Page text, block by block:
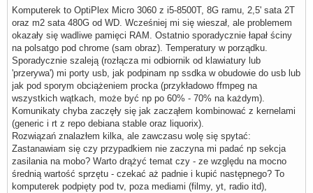
Komputerek to OptiPlex Micro 3060 z i5-8500T, 8G ramu, 2,5' sata 2T
oraz m2 sata 480G od WD. Wcześniej mi się wieszał, ale problemem
okazały się wadliwe pamięci RAM. Ostatnio sporadycznie łapał ściny
na polsatgo pod chrome (sam obraz). Temperatury w porządku.
Sporadycznie szaleją (rozłącza mi odbiornik od klawiatury lub
'przerywa') mi porty usb, jak podpinam np ssdka w obudowie do usb lub
jak pod sporym obciążeniem procka (przykładowo ffmpeg na
wszystkich wątkach, może być np po 60% - 70% na każdym).
Komunikaty chyba zaczęły się jak zacząłem kombinować z kernelami
(generic i rt z repo debiana stable oraz liquorix).
Rozwiązań znalazłem kilka, ale zawczasu wolę się spytać:
Zastanawiam się czy przypadkiem nie zaczyna mi padać np sekcja
zasilania na mobo? Warto drążyć temat czy - ze względu na mocno
średnią wartość sprzętu - czekać aż padnie i kupić następnego? To
komputerek podpięty pod tv, poza mediami (filmy, yt, radio itd),